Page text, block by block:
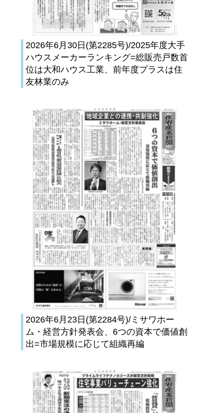
2026年6月30日(第2285号)/2025年度大手
ハウスメーカーランキング=総販売戸数首
位は大和ハウス工業、前年度プラスは住
友林業のみ
2026年6月23日(第2284号)/ミサワホー
ム・経営方針発表会、6つの資本で価値創
出=市場規模に応じて組織再編